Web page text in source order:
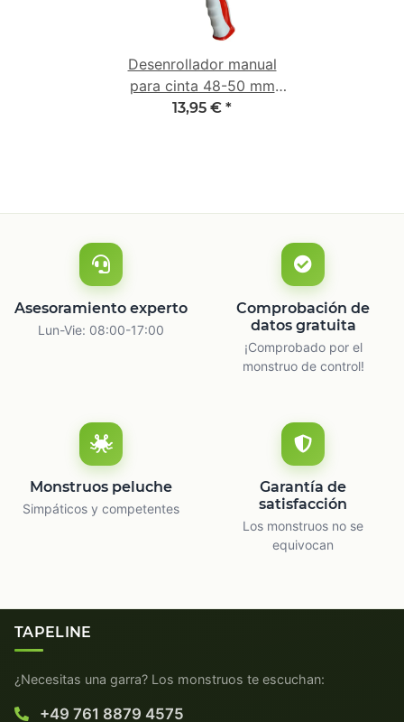
Desenrollador manual
para cinta 48-50 mm
con empuñadura 2K de
13,95 € *
Asesoramiento experto
Lun-Vie: 08:00-17:00
Comprobación de
datos gratuita
¡Comprobado por el
monstruo de control!
Monstruos peluche
Simpáticos y competentes
Garantía de
satisfacción
Los monstruos no se
equivocan
TAPELINE
¿Necesitas una garra? Los monstruos te escuchan:
+49 761 8879 4575